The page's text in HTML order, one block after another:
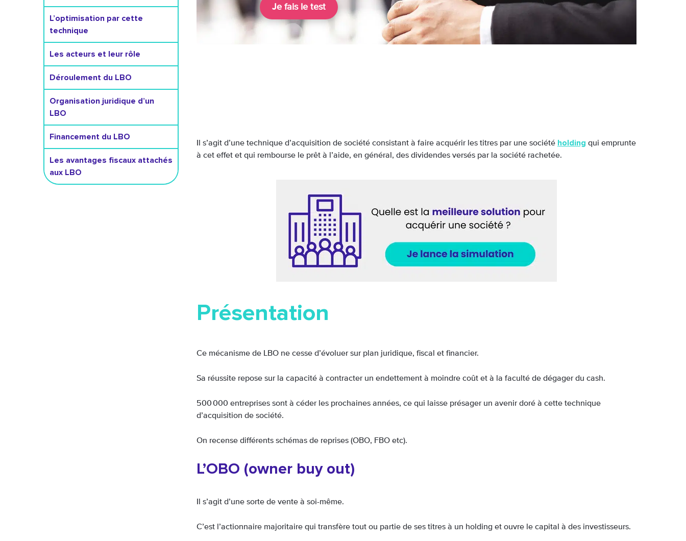
L’optimisation par cette
technique
Les acteurs et leur rôle
Déroulement du LBO
Organisation juridique d’un
LBO
Financement du LBO
Les avantages fiscaux attachés
aux LBO
Je fais le test
Il s’agit d’une technique d’acquisition de société consistant à faire acquérir les titres par une société holding qui emprunte
à cet effet et qui rembourse le prêt à l’aide, en général, des dividendes versés par la société rachetée.
Présentation
Ce mécanisme de LBO ne cesse d’évoluer sur plan juridique, fiscal et financier.
Sa réussite repose sur la capacité à contracter un endettement à moindre coût et à la faculté de dégager du cash.
500 000 entreprises sont à céder les prochaines années, ce qui laisse présager un avenir doré à cette technique
d’acquisition de société.
On recense différents schémas de reprises (OBO, FBO etc).
L’OBO (owner buy out)
Il s’agit d’une sorte de vente à soi-même.
C’est l’actionnaire majoritaire qui transfère tout ou partie de ses titres à un holding et ouvre le capital à des investisseurs.